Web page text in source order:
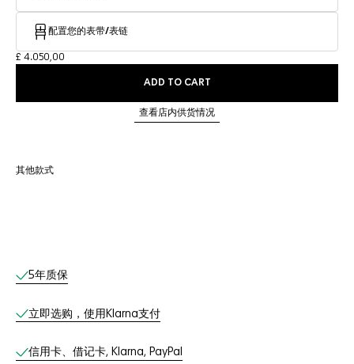
配置您的表带/表链
£ 4.050,00
ADD TO CART
查看店内供货情况
其他款式
线上服务
5年质保
立即选购，使用Klarna支付
信用卡、借记卡, Klarna, PayPal